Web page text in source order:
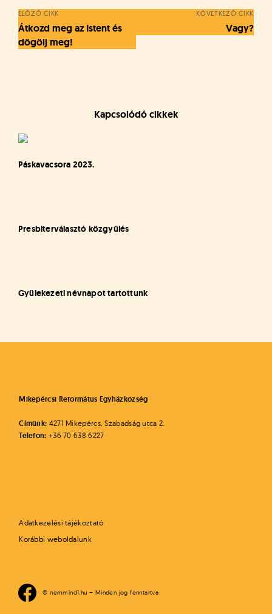
ELŐZŐ CIKK
Átkozd meg az Istent és
dögölj meg!
KÖVETKEZŐ CIKK
Vagy?
Kapcsolódó cikkek
Páskavacsora 2023.
Presbiterválasztó közgyűlés
Gyülekezeti névnapot tartottunk
Mikepércsi Református Egyházközség
Címünk: 4271 Mikepércs, Szabadság utca 2.
Telefon: +36 70 638 6227
Adatkezelési tájékoztató
Korábbi weboldalunk
© nemmind1.hu – Minden jog fenntartva